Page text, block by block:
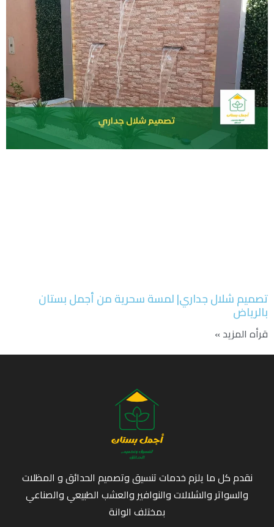
تصميم شلال جداري| لمسة سحرية من أجمل بستان
بالرياض
قرأه المزيد »
نقدم كل ما يلزم خدمات تنسيق وتصميم الحدائق و المظلات
والسواتر والشلالات والنوافير والعشب الطبيعي والصناعي
بمختلف الوانة